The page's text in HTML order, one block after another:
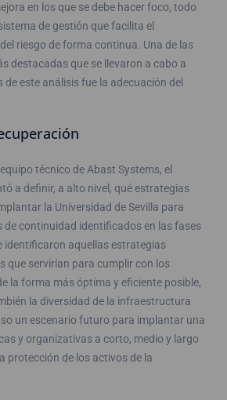
en los que se debe hacer foco, todo
de gestión que facilita el
riesgo de forma continua. Una de las
destacadas que se llevaron a cabo a
este análisis fue la adecuación del
técnico de Abast Systems, el
a definir, a alto nivel, qué estrategias
la Universidad de Sevilla para
de continuidad identificados en las fases
identificaron aquellas estrategias
que servirían para cumplir con los
la forma más óptima y eficiente posible,
la diversidad de la infraestructura
un escenario futuro para implantar una
y organizativas a corto, medio y largo
protección de los activos de la